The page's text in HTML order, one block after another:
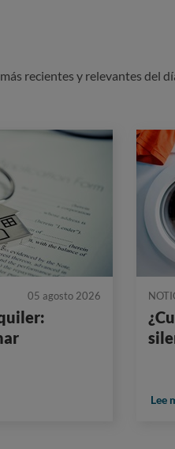
recientes y relevantes del
05 agosto 2026
Lee